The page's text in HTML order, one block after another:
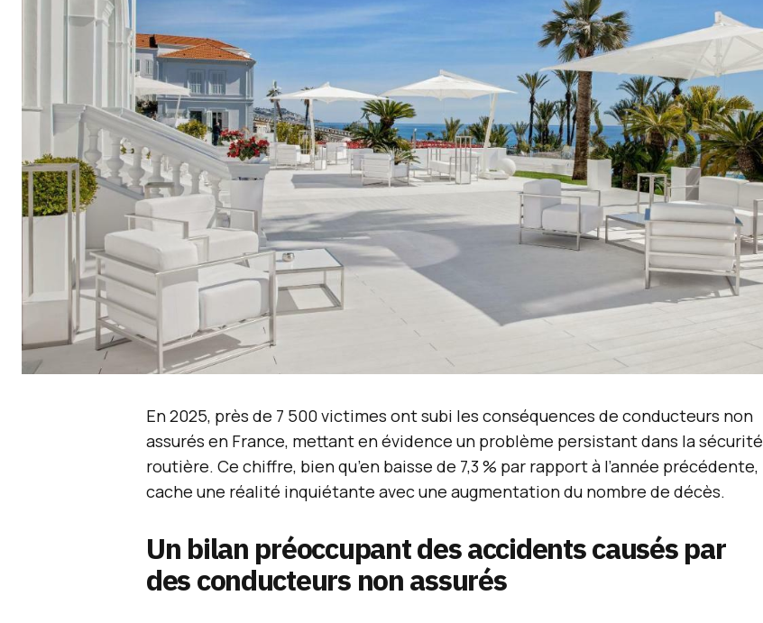
En 2025, près de 7 500 victimes ont subi les conséquences de conducteurs non
assurés en France, mettant en évidence un problème persistant dans la sécurité
routière. Ce chiffre, bien qu’en baisse de 7,3 % par rapport à l’année précédente,
cache une réalité inquiétante avec une augmentation du nombre de décès.
Un bilan préoccupant des accidents causés par
des conducteurs non assurés